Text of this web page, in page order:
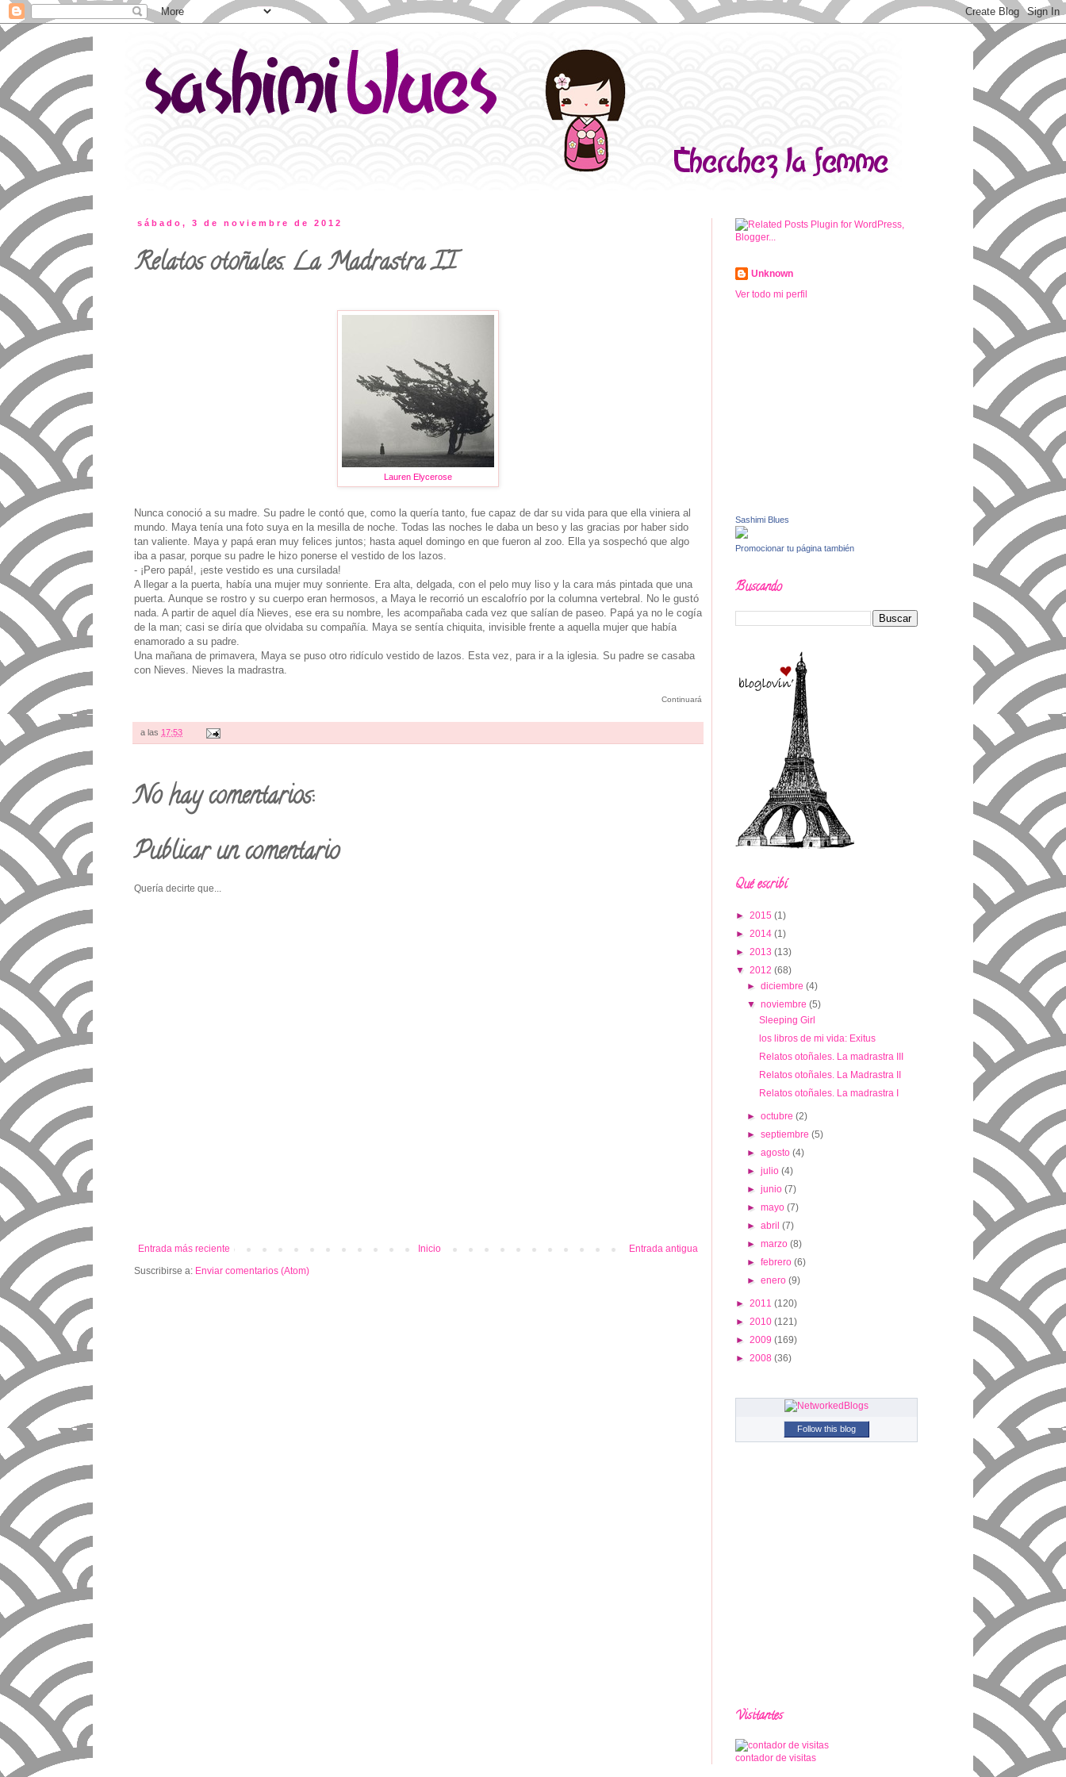
sábado, 3 de noviembre de 2012
Relatos otoñales. La Madrastra II
Lauren Elycerose
Nunca conoció a su madre. Su padre le contó que, como la quería tanto, fue capaz de dar su vida para que ella viniera al
mundo. Maya tenía una foto suya en la mesilla de noche. Todas las noches le daba un beso y las gracias por haber sido
tan valiente. Maya y papá eran muy felices juntos; hasta aquel domingo en que fueron al zoo. Ella ya sospechó que algo
iba a pasar, porque su padre le hizo ponerse el vestido de los lazos.
- ¡Pero papá!, ¡este vestido es una cursilada!
A llegar a la puerta, había una mujer muy sonriente. Era alta, delgada, con el pelo muy liso y la cara más pintada que una
puerta. Aunque se rostro y su cuerpo eran hermosos, a Maya le recorrió un escalofrío por la columna vertebral. No le gustó
nada. A partir de aquel día Nieves, ese era su nombre, les acompañaba cada vez que salían de paseo. Papá ya no le cogía
de la man; casi se diría que olvidaba su compañía. Maya se sentía chiquita, invisible frente a aquella mujer que había
enamorado a su padre.
Una mañana de primavera, Maya se puso otro ridículo vestido de lazos. Esta vez, para ir a la iglesia. Su padre se casaba
con Nieves. Nieves la madrastra.
Continuará
a las 17:53
No hay comentarios:
Publicar un comentario
Quería decirte que...
Entrada más reciente Entrada antigua
Inicio
Suscribirse a: Enviar comentarios (Atom)
Unknown
Ver todo mi perfil
Sashimi Blues
Promocionar tu página también
Buscando
Qué escribí
► 2015 (1)
► 2014 (1)
► 2013 (13)
▼ 2012 (68)
►diciembre(4)
▼noviembre(5)
Sleeping Girl
los libros de mi vida: Exitus
Relatos otoñales. La madrastra III
Relatos otoñales. La Madrastra II
Relatos otoñales. La madrastra I
►octubre(2)
►septiembre(5)
►agosto(4)
►julio(4)
►junio(7)
►mayo(7)
►abril(7)
►marzo(8)
►febrero(6)
►enero(9)
► 2011 (120)
► 2010 (121)
► 2009 (169)
► 2008 (36)
Follow this blog
Visitantes
contador de visitas